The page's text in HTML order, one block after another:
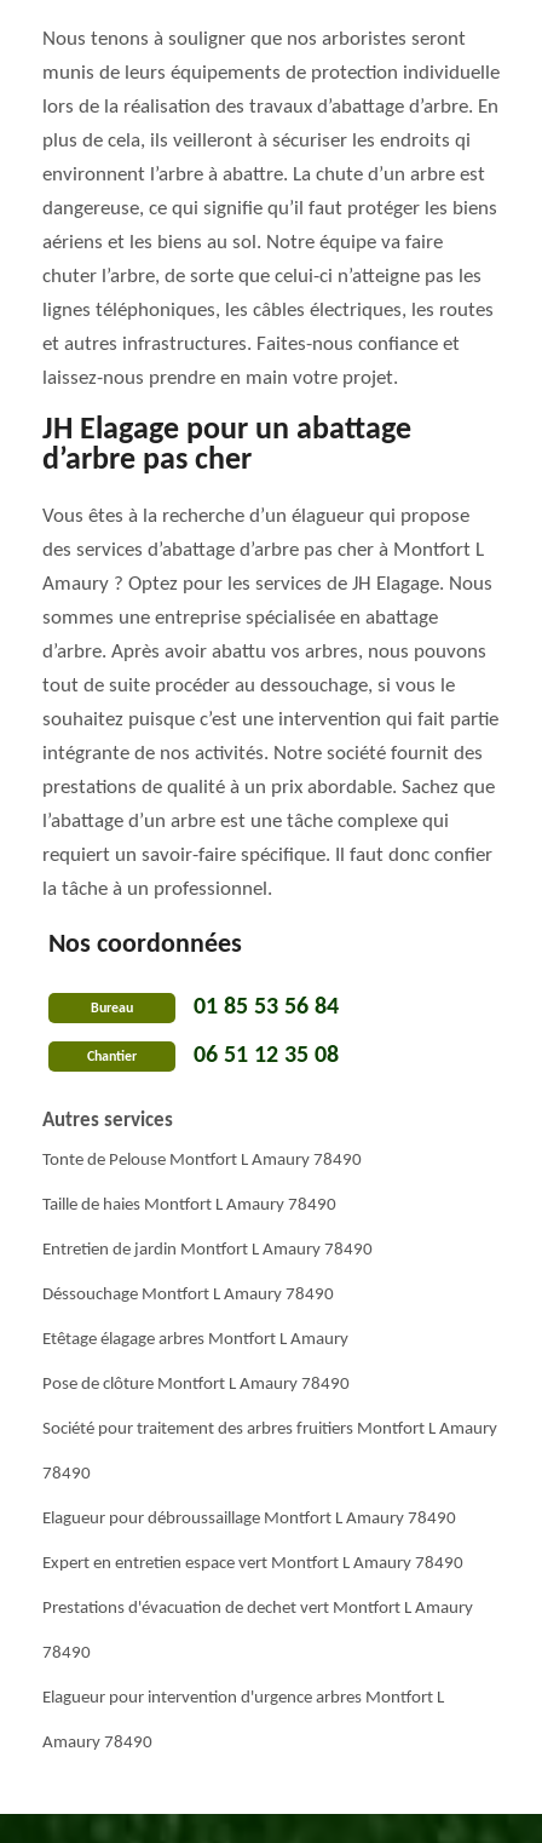
Nous tenons à souligner que nos arboristes seront
munis de leurs équipements de protection individuelle
lors de la réalisation des travaux d’abattage d’arbre. En
plus de cela, ils veilleront à sécuriser les endroits qi
environnent l’arbre à abattre. La chute d’un arbre est
dangereuse, ce qui signifie qu’il faut protéger les biens
aériens et les biens au sol. Notre équipe va faire
chuter l’arbre, de sorte que celui-ci n’atteigne pas les
lignes téléphoniques, les câbles électriques, les routes
et autres infrastructures. Faites-nous confiance et
laissez-nous prendre en main votre projet.
JH Elagage pour un abattage
d’arbre pas cher
Vous êtes à la recherche d’un élagueur qui propose
des services d’abattage d’arbre pas cher à Montfort L
Amaury ? Optez pour les services de JH Elagage. Nous
sommes une entreprise spécialisée en abattage
d’arbre. Après avoir abattu vos arbres, nous pouvons
tout de suite procéder au dessouchage, si vous le
souhaitez puisque c’est une intervention qui fait partie
intégrante de nos activités. Notre société fournit des
prestations de qualité à un prix abordable. Sachez que
l’abattage d’un arbre est une tâche complexe qui
requiert un savoir-faire spécifique. Il faut donc confier
la tâche à un professionnel.
Nos coordonnées
Bureau 01 85 53 56 84
Chantier 06 51 12 35 08
Autres services
Tonte de Pelouse Montfort L Amaury 78490
Taille de haies Montfort L Amaury 78490
Entretien de jardin Montfort L Amaury 78490
Déssouchage Montfort L Amaury 78490
Etêtage élagage arbres Montfort L Amaury
Pose de clôture Montfort L Amaury 78490
Société pour traitement des arbres fruitiers Montfort L Amaury
78490
Elagueur pour débroussaillage Montfort L Amaury 78490
Expert en entretien espace vert Montfort L Amaury 78490
Prestations d'évacuation de dechet vert Montfort L Amaury
78490
Elagueur pour intervention d'urgence arbres Montfort L
Amaury 78490